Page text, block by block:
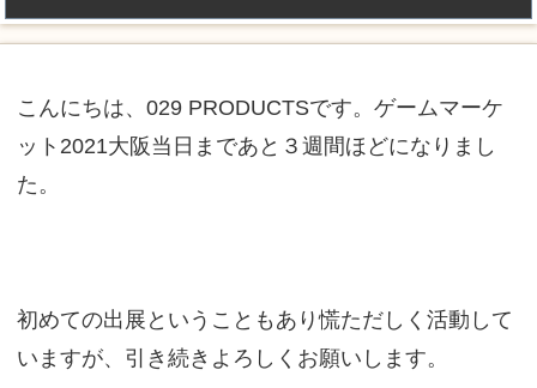
こんにちは、029 PRODUCTSです。ゲームマーケ
ット2021大阪当日まであと３週間ほどになりまし
た。
初めての出展ということもあり慌ただしく活動して
いますが、引き続きよろしくお願いします。